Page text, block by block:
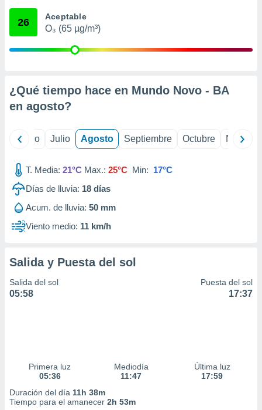
mediante
publicidad
1199
26 Aceptable
O₃ (65 µg/m³)
¿Qué tiempo hace en Mundo Novo - BA
en agosto?
Junio Julio Agosto Septiembre Octubre
T. Media: 21°C Max.: 25°C Min: 17°C
Días de lluvia: 18 días
Acum. de lluvia: 50 mm
Viento medio: 11 km/h
Salida y Puesta del sol
Salida del sol
05:58
Puesta del sol
17:37
Primera luz
05:36
Mediodía
11:47
Última luz
17:59
Duración del día 11h 38m
Tiempo para el amanecer 2h 53m